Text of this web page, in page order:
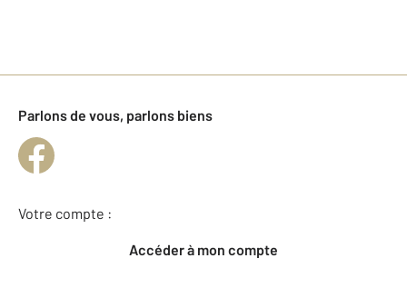
Parlons de vous, parlons biens
Votre compte :
Accéder à mon compte